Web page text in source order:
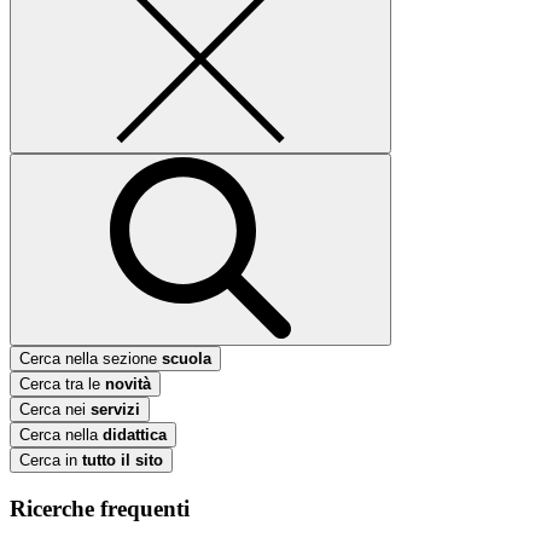
Cerca nella sezione scuola
Cerca tra le novità
Cerca nei servizi
Cerca nella didattica
Cerca in tutto il sito
Ricerche frequenti